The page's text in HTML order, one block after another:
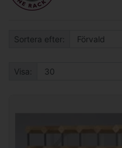
Sortera efter:
Visa: